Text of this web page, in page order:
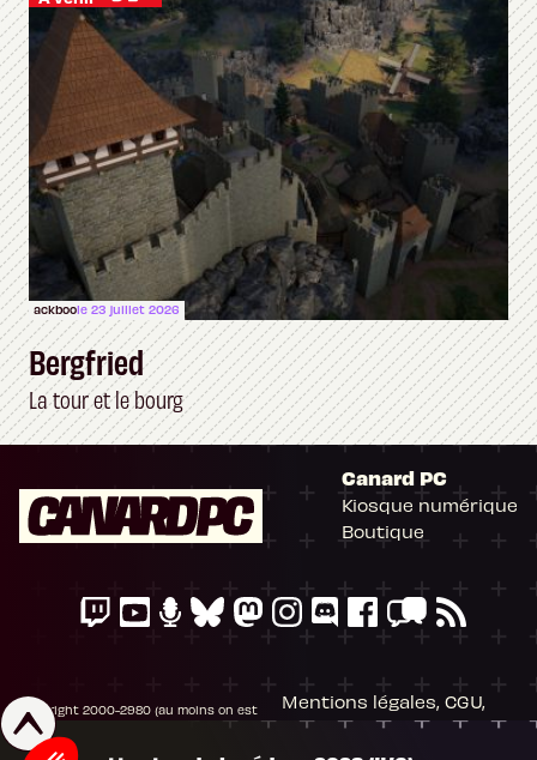
Les attentes 2023 de la rédaction
Baldur's Gate 3, Stalker 2, Aliens: Dark Descent
ackboole 23 juillet 2026
Bergfried
La tour et le bourg
Canard PC
Kiosque numérique
Boutique
Copyright 2000-2980 (au moins on est
peinards), Canard PC. Editeur Presse
Non-Stop. Tous droits réservés.
Mentions légales, CGU,
RGPD
Préférences cookies